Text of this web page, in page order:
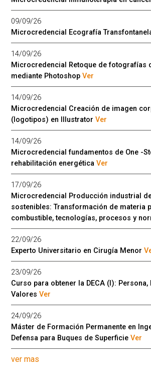
09/09/26
Microcredencial Ecografía
14/09/26
Microcredencial Retoque de fotografías
mediante PhotoshopVer
14/09/26
Microcredencial Creación de imagen
(logotipos) en IllustratorVer
14/09/26
Microcredencial fundamentos de One -
rehabilitación energéticaVer
17/09/26
Microcredencial Producción industrial
sostenibles: Transformación de materia
combustible, tecnologías, procesos y
22/09/26
Experto Universitario en Cirugía Menor
23/09/26
Curso para obtener la DECA (I):
ValoresVer
24/09/26
Máster de Formación Permanente en
Defensa para Buques de SuperficieVer
ver mas